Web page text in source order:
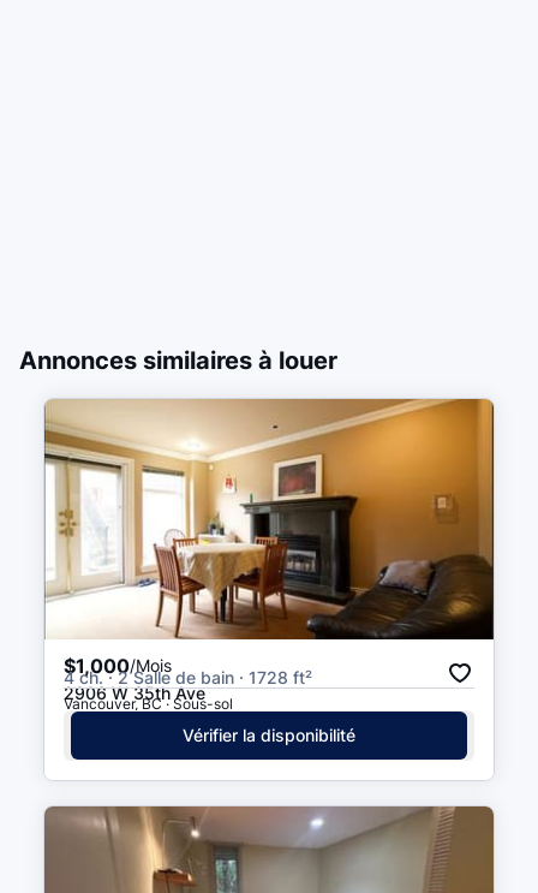
Annonces similaires à louer
$1,000/Mois
4 ch. · 2 Salle de bain · 1728 ft²
2906 W 35th Ave
Vancouver, BC · Sous-sol
Vérifier la disponibilité